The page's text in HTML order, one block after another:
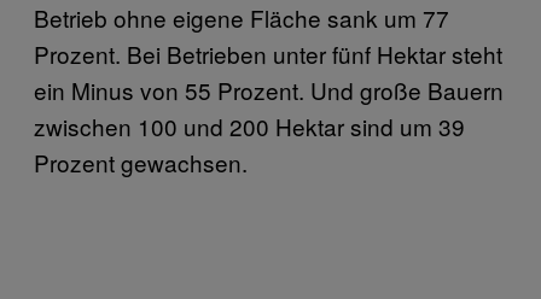
Betrieb ohne eigene Fläche sank um 77
Prozent. Bei Betrieben unter fünf Hektar steht
ein Minus von 55 Prozent. Und große Bauern
zwischen 100 und 200 Hektar sind um 39
Prozent gewachsen.